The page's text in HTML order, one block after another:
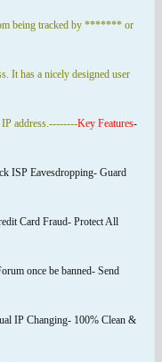
activities from being tracked by
real IP address. It has a nicely
to hide your IP address.--------
- Block ISP Eavesdropping
Theft & Credit Card Fraud
Defend in the Forum once be banned
- Auto/Manual IP Changing-